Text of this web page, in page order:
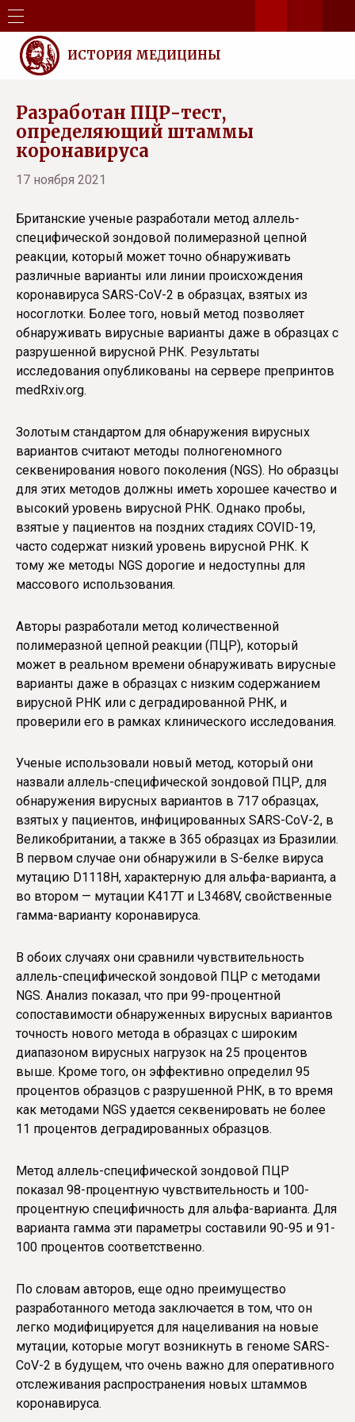
ИСТОРИЯ МЕДИЦИНЫ
Разработан ПЦР-тест,
определяющий штаммы
коронавируса
17 ноября 2021
Британские ученые разработали метод аллель-
специфической зондовой полимеразной цепной
реакции, который может точно обнаруживать
различные варианты или линии происхождения
коронавируса SARS-CoV-2 в образцах, взятых из
носоглотки. Более того, новый метод позволяет
обнаруживать вирусные варианты даже в образцах с
разрушенной вирусной РНК. Результаты
исследования опубликованы на сервере препринтов
medRxiv.org.
Золотым стандартом для обнаружения вирусных
вариантов считают методы полногеномного
секвенирования нового поколения (NGS). Но образцы
для этих методов должны иметь хорошее качество и
высокий уровень вирусной РНК. Однако пробы,
взятые у пациентов на поздних стадиях COVID-19,
часто содержат низкий уровень вирусной РНК. К
тому же методы NGS дорогие и недоступны для
массового использования.
Авторы разработали метод количественной
полимеразной цепной реакции (ПЦР), который
может в реальном времени обнаруживать вирусные
варианты даже в образцах с низким содержанием
вирусной РНК или с деградированной РНК, и
проверили его в рамках клинического исследования.
Ученые использовали новый метод, который они
назвали аллель-специфической зондовой ПЦР, для
обнаружения вирусных вариантов в 717 образцах,
взятых у пациентов, инфицированных SARS-CoV-2, в
Великобритании, а также в 365 образцах из Бразилии.
В первом случае они обнаружили в S-белке вируса
мутацию D1118H, характерную для альфа-варианта, а
во втором — мутации K417T и L3468V, свойственные
гамма-варианту коронавируса.
В обоих случаях они сравнили чувствительность
аллель-специфической зондовой ПЦР с методами
NGS. Анализ показал, что при 99-процентной
сопоставимости обнаруженных вирусных вариантов
точность нового метода в образцах с широким
диапазоном вирусных нагрузок на 25 процентов
выше. Кроме того, он эффективно определил 95
процентов образцов с разрушенной РНК, в то время
как методами NGS удается секвенировать не более
11 процентов деградированных образцов.
Метод аллель-специфической зондовой ПЦР
показал 98-процентную чувствительность и 100-
процентную специфичность для альфа-варианта. Для
варианта гамма эти параметры составили 90-95 и 91-
100 процентов соответственно.
По словам авторов, еще одно преимущество
разработанного метода заключается в том, что он
легко модифицируется для нацеливания на новые
мутации, которые могут возникнуть в геноме SARS-
CoV-2 в будущем, что очень важно для оперативного
отслеживания распространения новых штаммов
коронавируса.